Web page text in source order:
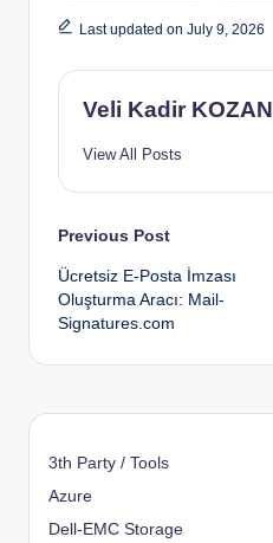
Last updated on July 9, 2026
Veli Kadir KOZAN
View All Posts
Post
navigation
Previous Post
Ücretsiz E-Posta İmzası
Oluşturma Aracı: Mail-
Signatures.com
3th Party / Tools
Azure
Dell-EMC Storage